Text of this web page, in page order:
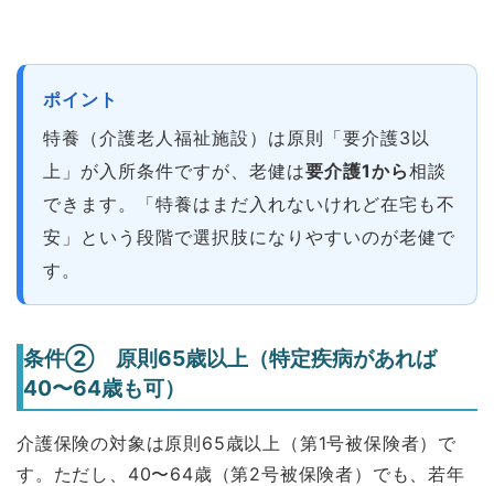
ポイント
特養（介護老人福祉施設）は原則「要介護3以
上」が入所条件ですが、老健は要介護1から相談
できます。「特養はまだ入れないけれど在宅も不
安」という段階で選択肢になりやすいのが老健で
す。
条件② 原則65歳以上（特定疾病があれば
40〜64歳も可）
介護保険の対象は原則65歳以上（第1号被保険者）で
す。ただし、40〜64歳（第2号被保険者）でも、若年